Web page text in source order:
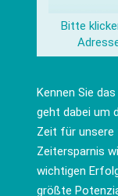
Bitte
Kennen Sie
geht dabei um
Zeit für unsere
Zeitersparnis
wichtigen
größte